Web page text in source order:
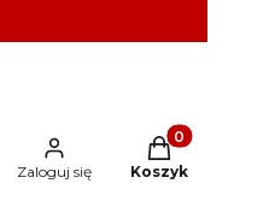
Zaloguj się
Produkty w
Koszyk